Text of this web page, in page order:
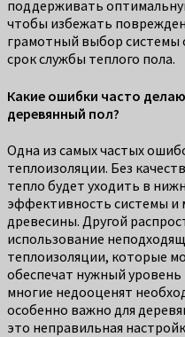
поддерживать
чтобы избежать
грамотный выбор системы
срок службы теплого пола.
Какие ошибки часто
деревянный пол?
Одна из самых частых
теплоизоляции. Без
тепло будет уходить в
эффективность системы и
древесины. Другой
использование
теплоизоляции, которые
обеспечат нужный
многие недооценят
особенно важно для
это неправильная